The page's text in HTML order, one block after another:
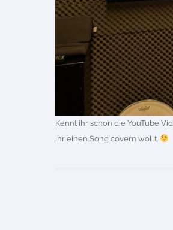
Kennt ihr schon die YouTube
ihr einen Song covern wollt.